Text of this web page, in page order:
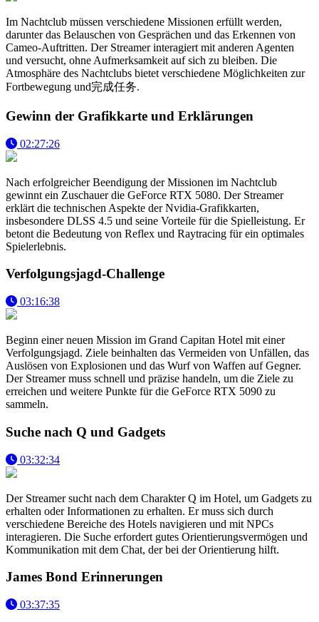
Im Nachtclub müssen verschiedene Missionen erfüllt werden,
darunter das Belauschen von Gesprächen und das Erkennen von
Cameo-Auftritten. Der Streamer interagiert mit anderen Agenten
und versucht, ohne Aufmerksamkeit auf sich zu bleiben. Die
Atmosphäre des Nachtclubs bietet verschiedene Möglichkeiten zur
Fortbewegung und完成任务.
Gewinn der Grafikkarte und Erklärungen
02:27:26
Nach erfolgreicher Beendigung der Missionen im Nachtclub
gewinnt ein Zuschauer die GeForce RTX 5080. Der Streamer
erklärt die technischen Aspekte der Nvidia-Grafikkarten,
insbesondere DLSS 4.5 und seine Vorteile für die Spielleistung. Er
betont die Bedeutung von Reflex und Raytracing für ein optimales
Spielerlebnis.
Verfolgungsjagd-Challenge
03:16:38
Beginn einer neuen Mission im Grand Capitan Hotel mit einer
Verfolgungsjagd. Ziele beinhalten das Vermeiden von Unfällen, das
Auslösen von Explosionen und das Wurf von Waffen auf Gegner.
Der Streamer muss schnell und präzise handeln, um die Ziele zu
erreichen und weitere Punkte für die GeForce RTX 5090 zu
sammeln.
Suche nach Q und Gadgets
03:32:34
Der Streamer sucht nach dem Charakter Q im Hotel, um Gadgets zu
erhalten oder Informationen zu erhalten. Er muss sich durch
verschiedene Bereiche des Hotels navigieren und mit NPCs
interagieren. Die Suche erfordert gutes Orientierungsvermögen und
Kommunikation mit dem Chat, der bei der Orientierung hilft.
James Bond Erinnerungen
03:37:35